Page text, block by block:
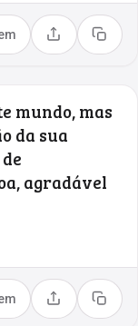
Compartilhar
Copiar
mundo, mas
da sua
agradável
Compartilhar
Copiar